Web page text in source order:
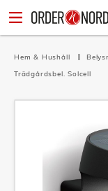
Hem & Hushåll
Trädgårdsbel. Solcell